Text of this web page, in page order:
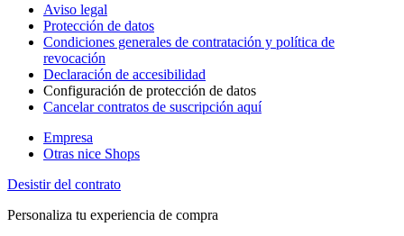
Aviso legal
Protección de datos
Condiciones generales de contratación y política de
revocación
Declaración de accesibilidad
Configuración de protección de datos
Cancelar contratos de suscripción aquí
Empresa
Otras nice Shops
Desistir del contrato
Personaliza tu experiencia de compra